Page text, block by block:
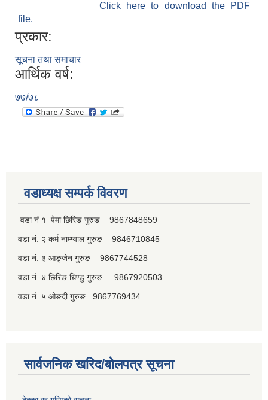
Click here to download the PDF
file.
प्रकार:
सूचना तथा समाचार
आर्थिक वर्ष:
७७/७८
वडाध्यक्ष सम्पर्क विवरण
वडा नं १ पेमा छिरिङ गुरुङ 9867848659
वडा नं. २ कर्म नाम्ग्याल गुरुङ 9846710845
वडा नं. ३ आङ्जेन गुरुङ 9867744528
वडा नं. ४ छिरिङ धिण्डु गुरुङ 9867920503
वडा नं. ५ ओङदी गुरुङ 9867769434
सार्वजनिक खरिद/बोलपत्र सूचना